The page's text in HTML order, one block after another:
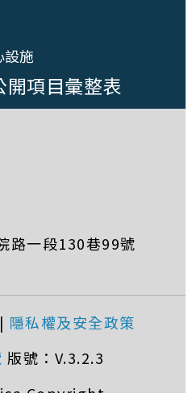
設施
項目彙整表
路一段130巷99號
| 隱私權及安全政策
版號：V.3.2.3